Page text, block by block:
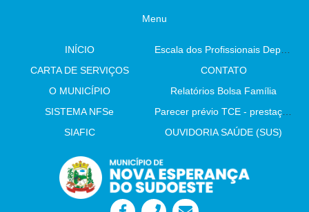
Menu
INÍCIO
Escala dos Profissionais Departamento De Saúde
CARTA DE SERVIÇOS
CONTATO
O MUNICÍPIO
Relatórios Bolsa Família
SISTEMA NFSe
Parecer prévio TCE - prestação de contas
SIAFIC
OUVIDORIA SAÚDE (SUS)